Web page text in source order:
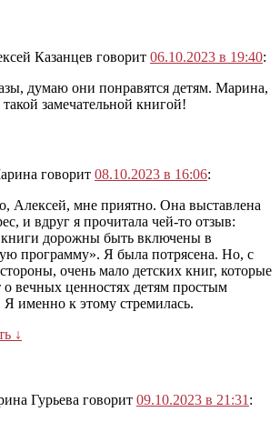
Казанцев говорит 06.10.2023 в 19:40:
думаю они понравятся детям. Марина,
замечательной книгой!
говорит 08.10.2023 в 16:06:
Алексей, мне приятно. Она выставлена
и вдруг я прочитала чей-то отзыв:
книги дорожны быть включены в
программу». Я была потрясена. Но, с
очень мало детских книг, которые
о вечных ценностях детям простым
Я именно к этому стремилась.
↓
Гурьева говорит 09.10.2023 в 21:31 :